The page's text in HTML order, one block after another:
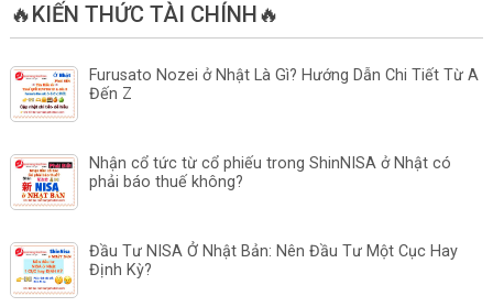
🔥KIẾN THỨC TÀI CHÍNH🔥
Furusato Nozei ở Nhật Là Gì? Hướng Dẫn Chi Tiết Từ A
Đến Z
Nhận cổ tức từ cổ phiếu trong ShinNISA ở Nhật có
phải báo thuế không?
Đầu Tư NISA Ở Nhật Bản: Nên Đầu Tư Một Cục Hay
Định Kỳ?